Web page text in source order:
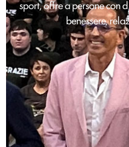
sport, offre a persone con
benessere,